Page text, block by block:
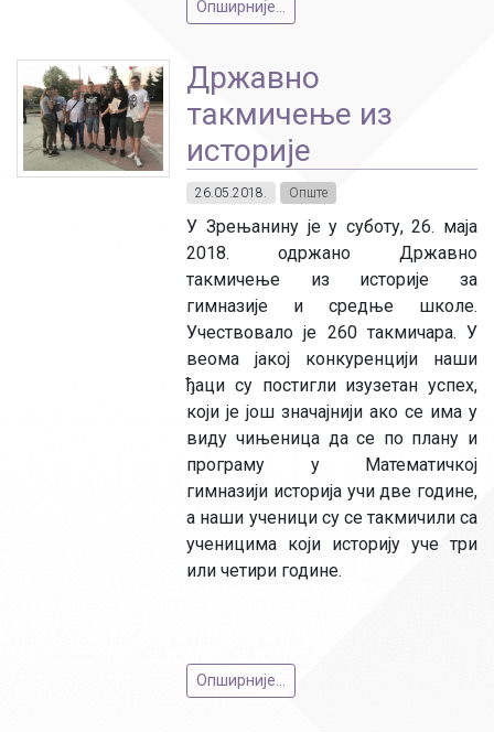
Опширније...
Државно
такмичење из
историје
26.05.2018. Опште
У Зрењанину је у суботу, 26. маја
2018. одржано Државно
такмичење из историје за
гимназије и средње школе.
Учествовало је 260 такмичара. У
веома јакој конкуренцији наши
ђаци су постигли изузетан успех,
који је још значајнији ако се има у
виду чињеница да се по плану и
програму у Математичкој
гимназији историја учи две године,
а наши ученици су се такмичили са
ученицима који историју уче три
или четири године.
Опширније...